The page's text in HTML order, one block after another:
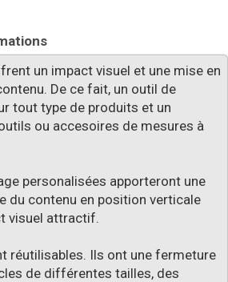
un impact visuel et une mise en
De ce fait, un outil de
tout type de produits et un
ou accesoires de mesures à
personalisées apporteront une
du contenu en position verticale
visuel attractif.
réutilisables. Ils ont une fermeture
de différentes tailles, des